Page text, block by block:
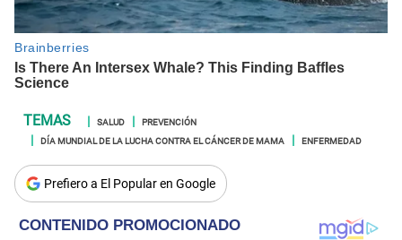
SALUD
PREVENCIÓN
DÍA MUNDIAL DE LA LUCHA CONTRA EL CÁNCER DE MAMA
ENFERMEDAD
Prefiero a El Popular en Google